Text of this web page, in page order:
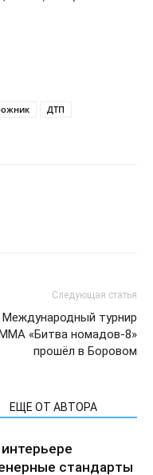
ДТП
Следующая статья
Международный турнир
«Битва номадов-8»
прошёл в Боровом
ЕЩЕ ОТ АВТОРА
стандарты